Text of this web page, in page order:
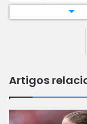
DAC
Campeonato
Artigos